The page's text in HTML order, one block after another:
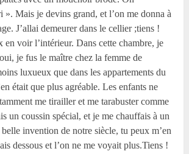
». Mais je devins grand, et l’on me donna à
J’allai demeurer dans le cellier ;tiens !
en voir l’intérieur. Dans cette chambre, je
je fus le maître chez la femme de
luxueux que dans les appartements du
était que plus agréable. Les enfants ne
me tirailler et me tarabuster comme
un coussin spécial, et je me chauffais à un
invention de notre siècle, tu peux m’en
dessous et l’on ne me voyait plus.Tiens !